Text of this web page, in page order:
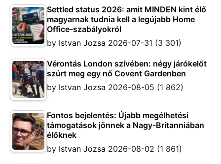
Settled status 2026: amit MINDEN kint élő
magyarnak tudnia kell a legújabb Home
Office-szabályokról
by Istvan Jozsa 2026-07-31 (3 301)
Vérontás London szívében: négy járókelőt
szúrt meg egy nő Covent Gardenben
by Istvan Jozsa 2026-08-05 (1 862)
Fontos bejelentés: Újabb megélhetési
támogatások jönnek a Nagy-Britanniában
élőknek
by Istvan Jozsa 2026-08-02 (1 861)